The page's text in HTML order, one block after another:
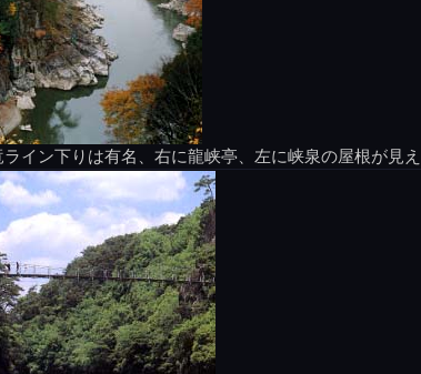
イン下りは有名、右に龍峡亭、左に峡泉の屋根が見え